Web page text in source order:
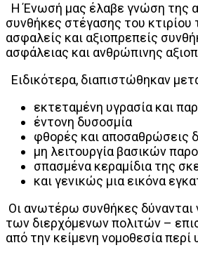
Η Ένωσή μας έλαβε γνώση της
συνθήκες στέγασης του
ασφαλείς και αξιοπρεπείς
ασφάλειας και ανθρώπινης
Ειδικότερα, διαπιστώθηκαν
εκτεταμένη υγρασία και
έντονη δυσοσμία
φθορές και αποσαθρώσεις
μη λειτουργία βασικών
σπασμένα κεραμίδια της
και γενικώς μια εικόνα
Οι ανωτέρω συνθήκες δύνανται
των διερχόμενων πολιτών –
από την κείμενη νομοθεσία περί